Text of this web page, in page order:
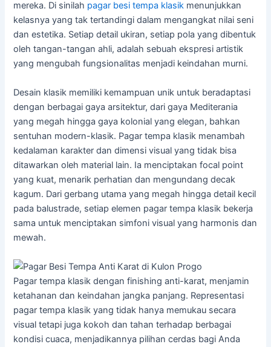
mereka. Di sinilah pagar besi tempa klasik menunjukkan
kelasnya yang tak tertandingi dalam mengangkat nilai seni
dan estetika. Setiap detail ukiran, setiap pola yang dibentuk
oleh tangan-tangan ahli, adalah sebuah ekspresi artistik
yang mengubah fungsionalitas menjadi keindahan murni.
Desain klasik memiliki kemampuan unik untuk beradaptasi
dengan berbagai gaya arsitektur, dari gaya Mediterania
yang megah hingga gaya kolonial yang elegan, bahkan
sentuhan modern-klasik. Pagar tempa klasik menambah
kedalaman karakter dan dimensi visual yang tidak bisa
ditawarkan oleh material lain. Ia menciptakan focal point
yang kuat, menarik perhatian dan mengundang decak
kagum. Dari gerbang utama yang megah hingga detail kecil
pada balustrade, setiap elemen pagar tempa klasik bekerja
sama untuk menciptakan simfoni visual yang harmonis dan
mewah.
Pagar tempa klasik dengan finishing anti-karat, menjamin
ketahanan dan keindahan jangka panjang. Representasi
pagar tempa klasik yang tidak hanya memukau secara
visual tetapi juga kokoh dan tahan terhadap berbagai
kondisi cuaca, menjadikannya pilihan cerdas bagi Anda